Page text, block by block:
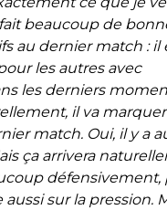
fait beaucoup de
au dernier match : il
les autres avec
les derniers
il va marquer
match. Oui, il y a
ça arrivera
défensivement,
aussi sur la pression.